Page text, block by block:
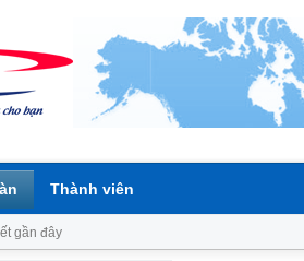
gần đây
Thành viên